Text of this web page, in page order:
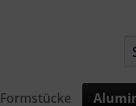
Formstücke